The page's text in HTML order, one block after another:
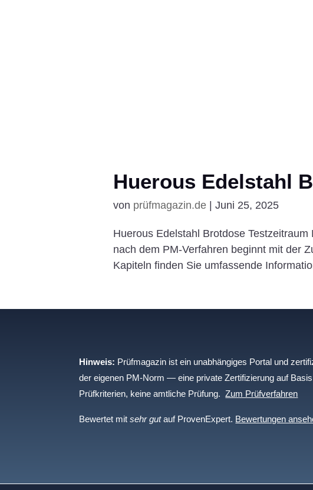
Huerous Edelstahl
von prüfmagazin.de | Juni 25, 2025
Huerous Edelstahl Brotdose
nach dem PM-Verfahren beginnt mit der
Kapiteln finden Sie umfassende
Hinweis: Prüfmagazin ist ein unabhängiges Portal und
der eigenen PM-Norm — eine private Zertifizierung auf
Prüfkriterien, keine amtliche Prüfung.Zum Prüfverfahren
Bewertet mitsehr gutauf ProvenExpert. Bewertungen